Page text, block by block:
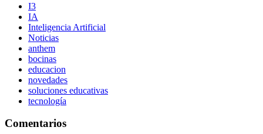
I3
IA
Inteligencia Artificial
Noticias
anthem
bocinas
educacion
novedades
soluciones educativas
tecnología
Comentarios